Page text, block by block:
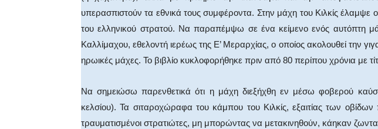
υπερασπιστούν τα εθνικά τους συμφέροντα. Στην μάχη του Κιλκίς έλαμψε
του ελληνικού στρατού. Να παραπέμψω σε ένα κείμενο ενός αυτόπτη
Καλλίμαχου, εθελοντή ιερέως της Ε’ Μεραρχίας, ο οποίος ακολουθεί την
ηρωικές μάχες. Το βιβλίο κυκλοφορήθηκε πριν από 80 περίπου χρόνια με
Να σημειώσω παρενθετικά ότι η μάχη διεξήχθη εν μέσω φοβερού
κελσίου). Τα σιταροχώραφα του κάμπου του Κιλκίς, εξαιτίας των
τραυματισμένοι στρατιώτες, μη μπορώντας να μετακινηθούν, κάηκαν